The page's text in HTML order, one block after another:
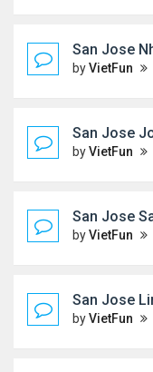
San Jose
byVietFun
San Jose
byVietFun
San Jose
byVietFun
San Jose
byVietFun